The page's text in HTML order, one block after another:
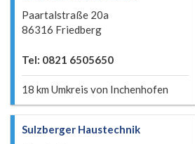
Paartalstraße 20a
86316 Friedberg
Tel: 0821 6505650
18 km Umkreis von Inchenhofen
Sulzberger Haustechnik